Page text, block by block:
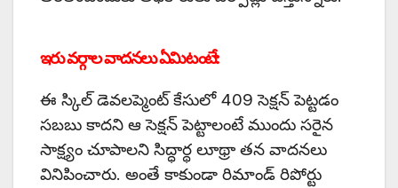
ఇరు వర్గాల వాదనలు ఏమిటంటే:
ఈ స్కిల్ డెవలప్మెంట్ కేసులో 409 సెక్షన్‌ పెట్టడం
సబబు కాదని ఆ సెక్షన్‌ పెట్టాలంటే ముందు సరైన
సాక్ష్యం చూపాలని సిద్ధార్థ లూథ్రా తన వాదనలు
వినిపించారు. అంతే కాకుండా రిమాండ్‌ రిపోర్టు